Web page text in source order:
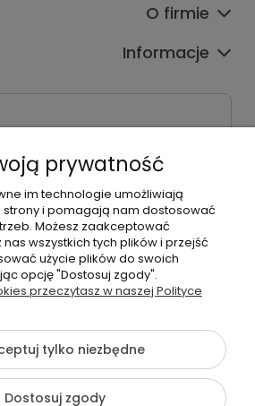
O firmie
Informacje
RBL
Prawa Zastrzeżone | rbl24.pl
prywatność
im technologie umożliwiają
strony i pomagają nam dostosować
Możesz zaakceptować
wszystkich tych plików i przejść
użycie plików do swoich
opcję "Dostosuj zgody".
przeczytasz w naszej Polityce
tylko niezbędne
Dostosuj zgody